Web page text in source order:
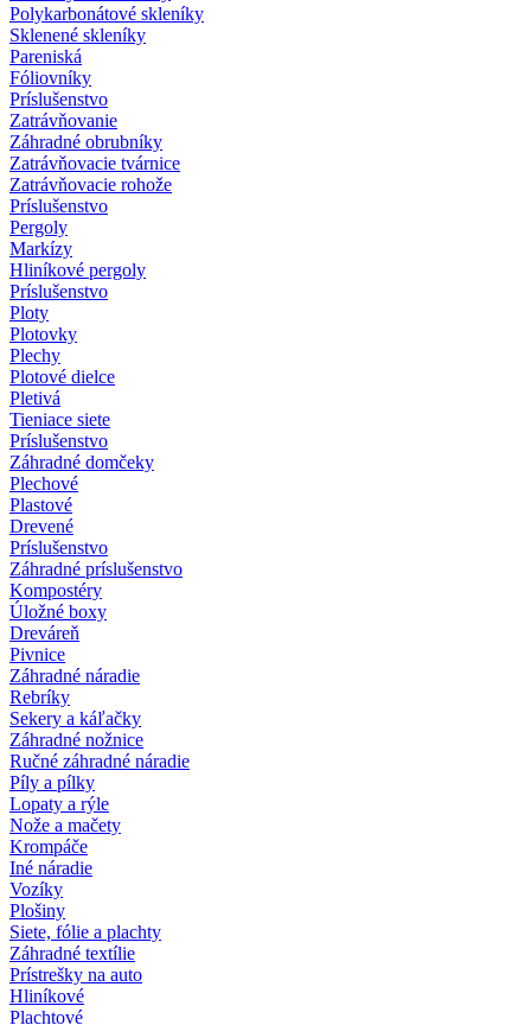
Polykarbonátové skleníky
Sklenené skleníky
Pareniská
Fóliovníky
Príslušenstvo
Zatrávňovanie
Záhradné obrubníky
Zatrávňovacie tvárnice
Zatrávňovacie rohože
Príslušenstvo
Pergoly
Markízy
Hliníkové pergoly
Príslušenstvo
Ploty
Plotovky
Plechy
Plotové dielce
Pletivá
Tieniace siete
Príslušenstvo
Záhradné domčeky
Plechové
Plastové
Drevené
Príslušenstvo
Záhradné príslušenstvo
Kompostéry
Úložné boxy
Dreváreň
Pivnice
Záhradné náradie
Rebríky
Sekery a káľačky
Záhradné nožnice
Ručné záhradné náradie
Píly a pílky
Lopaty a rýle
Nože a mačety
Krompáče
Iné náradie
Vozíky
Plošiny
Siete, fólie a plachty
Záhradné textílie
Prístrešky na auto
Hliníkové
Plachtové